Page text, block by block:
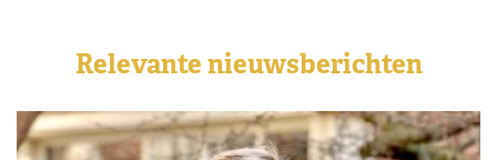
Relevante nieuwsberichten